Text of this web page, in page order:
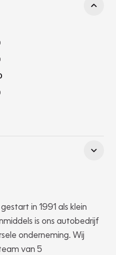
in 1991 als klein
is ons autobedrijf
onderneming. Wij
van 5